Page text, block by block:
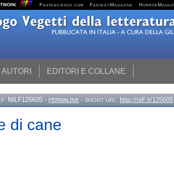
Fantascienza.com FantasyMagazine
AUTORI EDITORI E COLLANE
NILF125605 - PERMALINK - SHORT URL: http://nilf.it/125605
di cane